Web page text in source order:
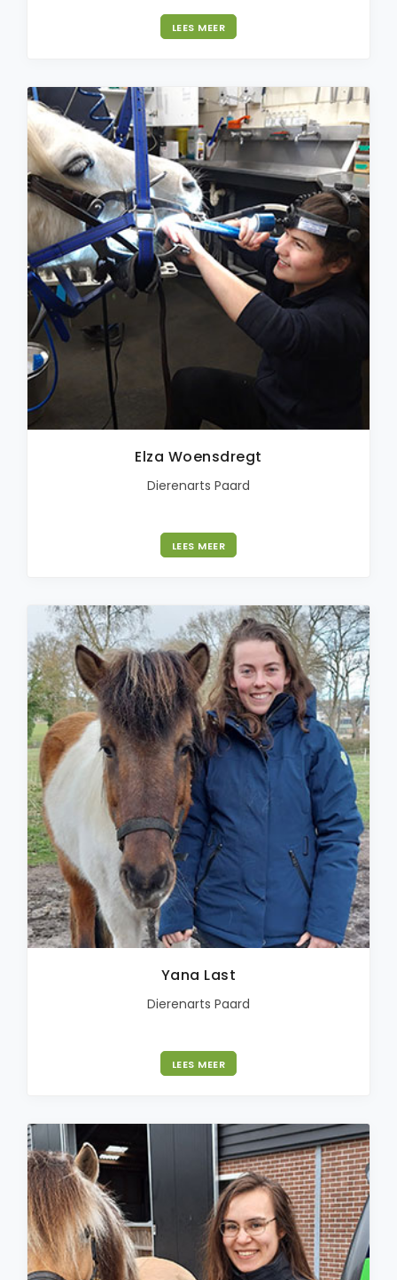
LEES MEER
Elza Woensdregt
Dierenarts Paard
LEES MEER
Yana Last
Dierenarts Paard
LEES MEER